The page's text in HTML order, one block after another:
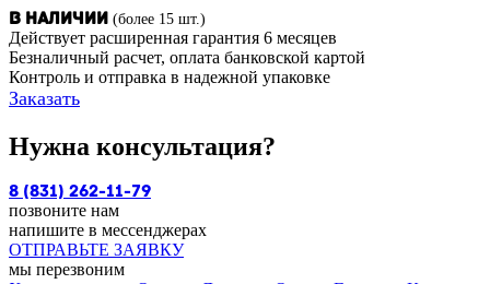
В наличии (более 15 шт.)
Действует расширенная гарантия 6 месяцев
Безналичный расчет, оплата банковской картой
Контроль и отправка в надежной упаковке
Заказать
Нужна консультация?
8 (831) 262-11-79
позвоните нам
напишите в мессенджерах
ОТПРАВЬТЕ ЗАЯВКУ
мы перезвоним